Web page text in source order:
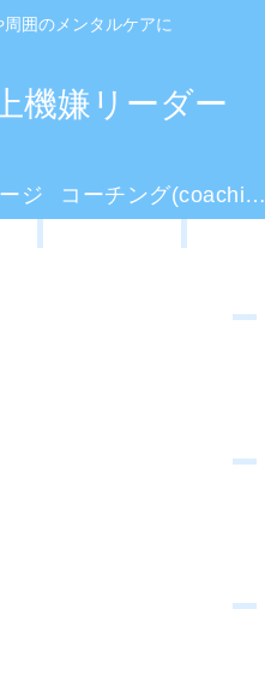
囲のメンタルケアに
機嫌リーダー
ジ コーチング(coaching)とは？